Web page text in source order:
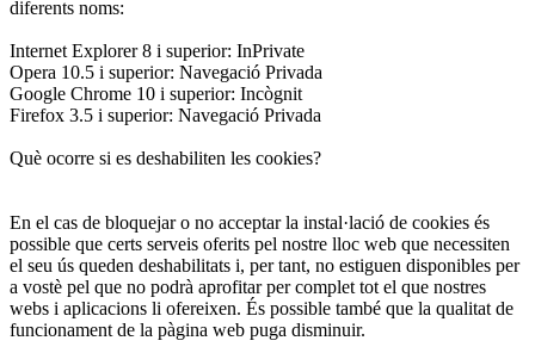
diferents noms:
Internet Explorer 8 i superior: InPrivate
Opera 10.5 i superior: Navegació Privada
Google Chrome 10 i superior: Incògnit
Firefox 3.5 i superior: Navegació Privada
Què ocorre si es deshabiliten les cookies?
En el cas de bloquejar o no acceptar la instal·lació de cookies és
possible que certs serveis oferits pel nostre lloc web que necessiten
el seu ús queden deshabilitats i, per tant, no estiguen disponibles per
a vostè pel que no podrà aprofitar per complet tot el que nostres
webs i aplicacions li ofereixen. És possible també que la qualitat de
funcionament de la pàgina web puga disminuir.